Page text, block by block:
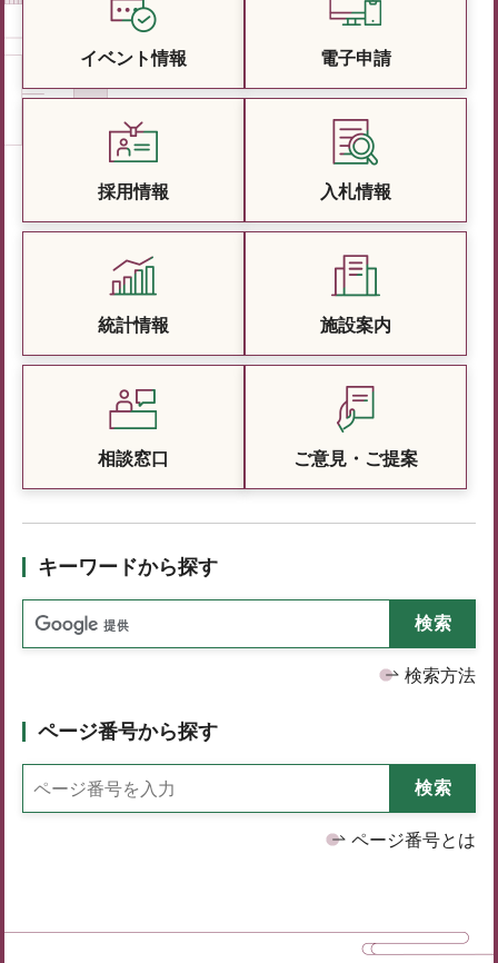
イベント情報 電子申請
採用情報 入札情報
統計情報 施設案内
相談窓口 ご意見・ご提案
キーワードから探す
検索方法
ページ番号から探す
ページ番号とは